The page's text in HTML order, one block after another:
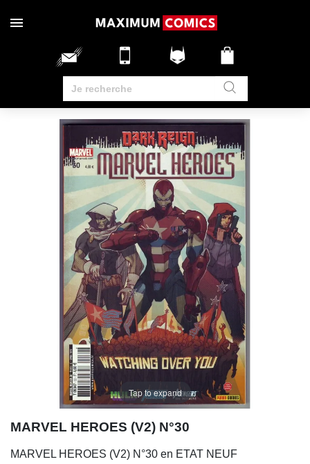
Tap to expand
MARVEL HEROES (V2) N°30
MARVEL HEROES (V2) N°30 en ETAT NEUF